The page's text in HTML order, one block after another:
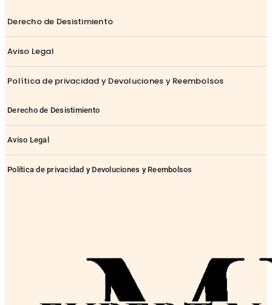
Derecho de Desistimiento
Aviso Legal
Política de privacidad y Devoluciones y Reembolsos
Derecho de Desistimiento
Aviso Legal
Política de privacidad y Devoluciones y Reembolsos